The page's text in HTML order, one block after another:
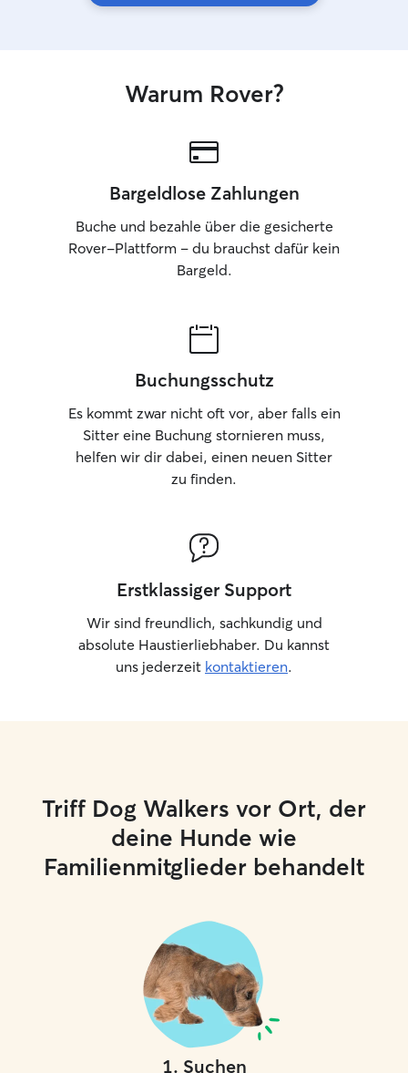
Warum Rover?
Bargeldlose Zahlungen
Buche und bezahle über die gesicherte
Rover-Plattform – du brauchst dafür kein
Bargeld.
Buchungsschutz
Es kommt zwar nicht oft vor, aber falls ein
Sitter eine Buchung stornieren muss,
helfen wir dir dabei, einen neuen Sitter
zu finden.
Erstklassiger Support
Wir sind freundlich, sachkundig und
absolute Haustierliebhaber. Du kannst
uns jederzeit kontaktieren.
Triff Dog Walkers vor Ort, der
deine Hunde wie
Familienmitglieder behandelt
1. Suchen